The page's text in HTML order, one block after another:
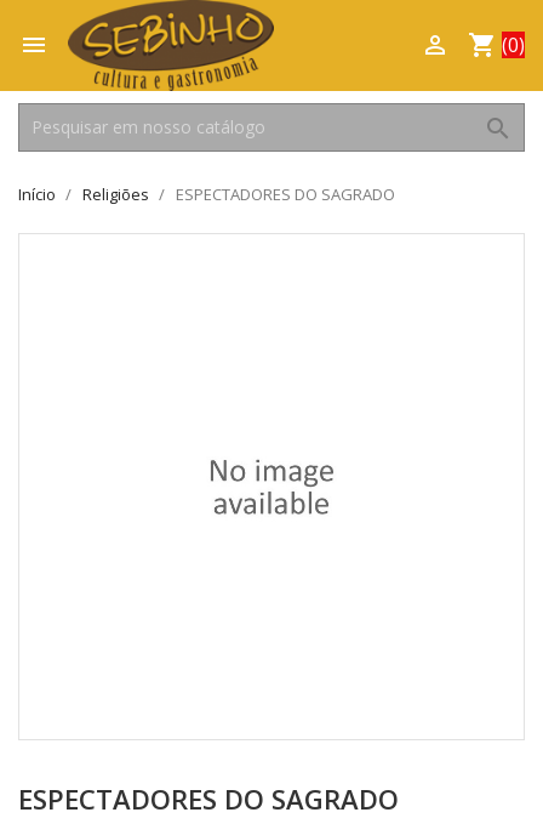
 shopping_cart (0)

search
Início Religiões ESPECTADORES DO SAGRADO
ESPECTADORES DO SAGRADO